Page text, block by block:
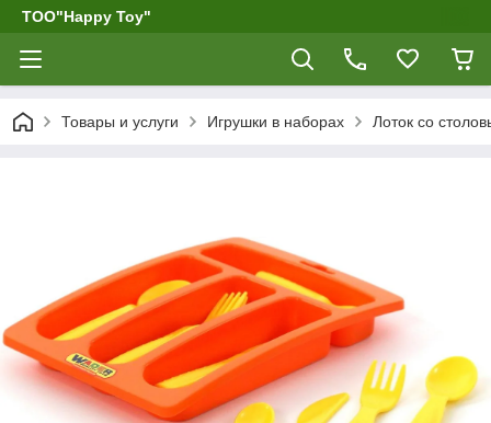
ТОО"Happy Toy"
Товары и услуги Игрушки в наборах Лоток со